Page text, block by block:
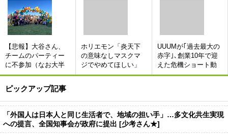
【悲報】大谷さん、
チームのパーティー
に不参加（なお大半
の選手が参加した模
様）
ホリエモン「炎天下
の意味なしマスクマ
ジでやめてほしい」
[837857943]
UUUMが｢過去最大の
赤字｣､創業10年で迎
えた危機ショート動
画拡大が逆風に､決死
ピックアップ記事
「外国人は日本人と同じ生活者で、地域の担い手」…多文化共生実現
への提言、全国知事会が政府に提出 [少考さん★]